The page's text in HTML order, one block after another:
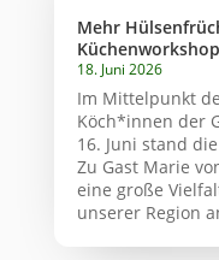
Mehr
18. Juni 2026
Im Mittelpunkt
Köch*innen der
16. Juni stand
Zu Gast Marie
eine große
unserer Region